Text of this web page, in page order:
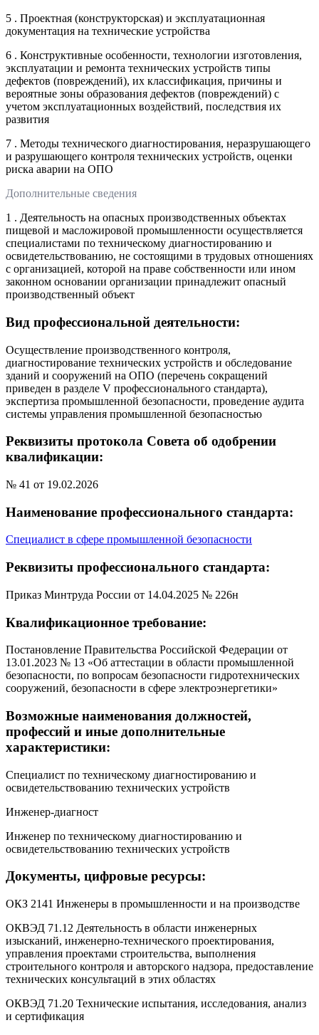
5 . Проектная (конструкторская) и эксплуатационная
документация на технические устройства
6 . Конструктивные особенности, технологии изготовления,
эксплуатации и ремонта технических устройств типы
дефектов (повреждений), их классификация, причины и
вероятные зоны образования дефектов (повреждений) с
учетом эксплуатационных воздействий, последствия их
развития
7 . Методы технического диагностирования, неразрушающего
и разрушающего контроля технических устройств, оценки
риска аварии на ОПО
Дополнительные сведения
1 . Деятельность на опасных производственных объектах
пищевой и масложировой промышленности осуществляется
специалистами по техническому диагностированию и
освидетельствованию, не состоящими в трудовых отношениях
с организацией, которой на праве собственности или ином
законном основании организации принадлежит опасный
производственный объект
Вид профессиональной деятельности:
Осуществление производственного контроля,
диагностирование технических устройств и обследование
зданий и сооружений на ОПО (перечень сокращений
приведен в разделе V профессионального стандарта),
экспертиза промышленной безопасности, проведение аудита
системы управления промышленной безопасностью
Реквизиты протокола Совета об одобрении
квалификации:
№ 41 от 19.02.2026
Наименование профессионального стандарта:
Специалист в сфере промышленной безопасности
Реквизиты профессионального стандарта:
Приказ Минтруда России от 14.04.2025 № 226н
Квалификационное требование:
Постановление Правительства Российской Федерации от
13.01.2023 № 13 «Об аттестации в области промышленной
безопасности, по вопросам безопасности гидротехнических
сооружений, безопасности в сфере электроэнергетики»
Возможные наименования должностей,
профессий и иные дополнительные
характеристики:
Специалист по техническому диагностированию и
освидетельствованию технических устройств
Инженер-диагност
Инженер по техническому диагностированию и
освидетельствованию технических устройств
Документы, цифровые ресурсы:
ОКЗ 2141 Инженеры в промышленности и на производстве
ОКВЭД 71.12 Деятельность в области инженерных
изысканий, инженерно-технического проектирования,
управления проектами строительства, выполнения
строительного контроля и авторского надзора, предоставление
технических консультаций в этих областях
ОКВЭД 71.20 Технические испытания, исследования, анализ
и сертификация